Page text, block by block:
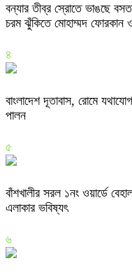
বন্যার তীব্র স্রোতে ভাঙছে
চরম ঝুঁকিতে মোহাম্মদ
৪
বাংলাদেশ দূতাবাস, রোমে
পালন
৫
বাঁশখালীর সরল ১নং ওয়ার্ডে
এলাকার ভবিষ্যৎ
৬